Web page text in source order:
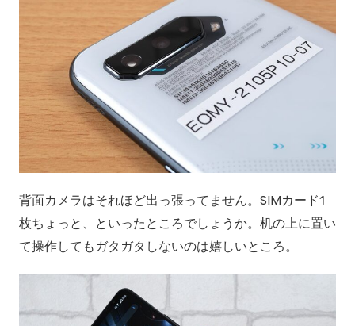
背面カメラはそれほど出っ張ってません。SIMカード1
枚ちょっと、といったところでしょうか。机の上に置い
て操作してもガタガタしないのは嬉しいところ。